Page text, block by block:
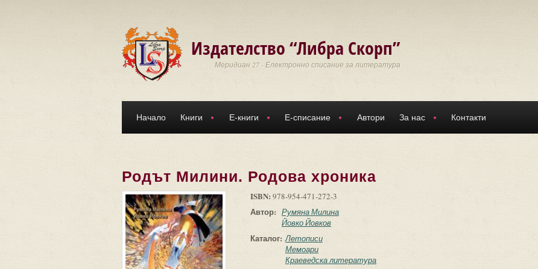
Издателство “Либра Скорп”
Меридиан 27 - Електронно списание за литература
Начало Книги Е-книги Е-списание Автори За нас Контакти
Родът Милини. Родова хроника
ISBN: 978-954-471-272-3
Автор: Румяна Милина
Йовко Йовков
Каталог: Летописи
Мемоари
Краеведска литература